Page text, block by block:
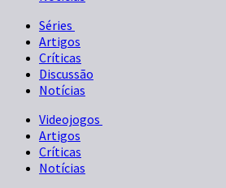
Séries
Artigos
Críticas
Discussão
Notícias
Videojogos
Artigos
Críticas
Notícias